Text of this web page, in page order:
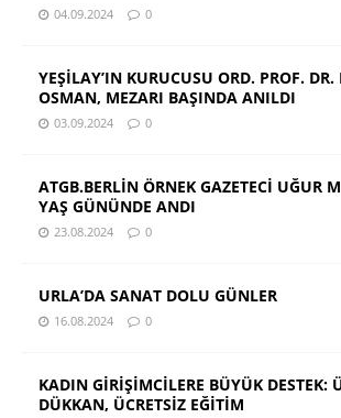
04.09.2024 0
YEŞİLAY’IN KURUCUSU ORD. PROF.
OSMAN, MEZARI BAŞINDA ANILDI
03.09.2024 0
ATGB.BERLİN ÖRNEK GAZETECİ UĞUR
YAŞ GÜNÜNDE ANDI
23.08.2024 0
URLA’DA SANAT DOLU GÜNLER
16.08.2024 0
KADIN GİRİŞİMCİLERE BÜYÜK DESTEK:
DÜKKAN, ÜCRETSİZ EĞİTİM